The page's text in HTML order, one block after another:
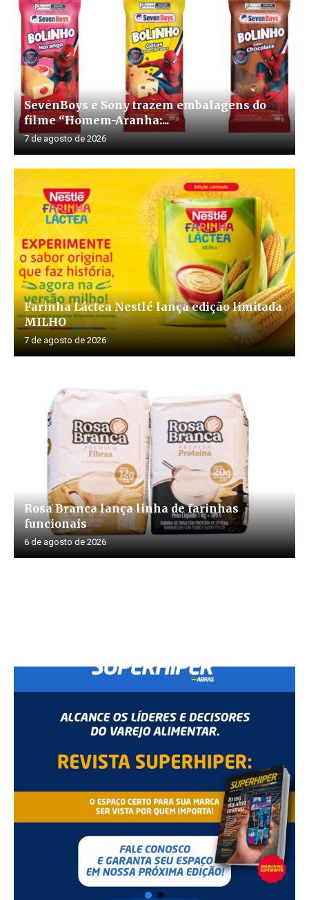
SevenBoys e Sony trazem embalagens do
filme “Homem-Aranha:...
7 de agosto de 2026
Farinha Láctea Nestlé lança edição limitada
MILHO
7 de agosto de 2026
Rosa Branca lança linha de farinhas
funcionais
6 de agosto de 2026